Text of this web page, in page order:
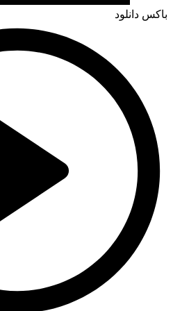
باکس دانلود